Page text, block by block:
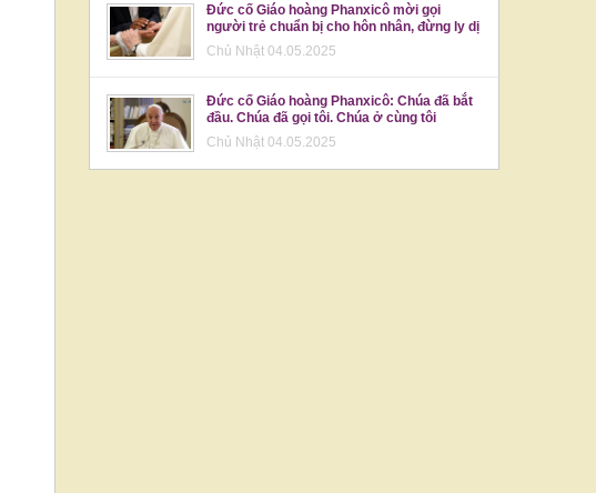
Đức cố Giáo hoàng Phanxicô mời gọi
người trẻ chuẩn bị cho hôn nhân, đừng ly dị
Chủ Nhật 04.05.2025
Đức cố Giáo hoàng Phanxicô: Chúa đã bắt
đầu. Chúa đã gọi tôi. Chúa ở cùng tôi
Chủ Nhật 04.05.2025